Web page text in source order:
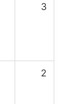
3
2